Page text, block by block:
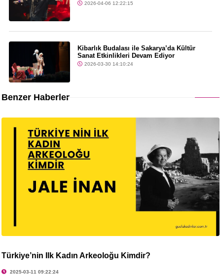
2026-04-06 12:22:15
Kibarlık Budalası ile Sakarya’da Kültür
Sanat Etkinlikleri Devam Ediyor
2026-03-30 14:10:24
Benzer Haberler
Türkiye’nin İlk Kadın Arkeoloğu Kimdir?
2025-03-11 09:22:24